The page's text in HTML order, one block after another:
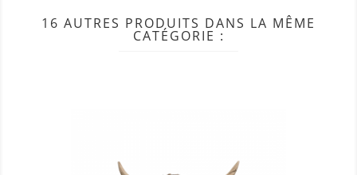
16 AUTRES PRODUITS DANS LA MÊME
CATÉGORIE :